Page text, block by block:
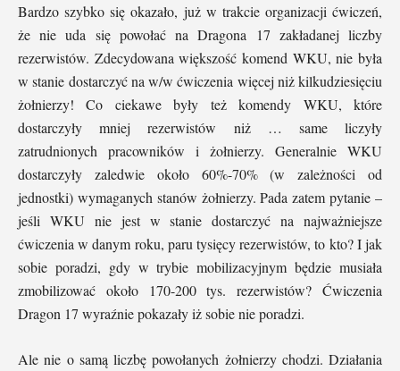
Bardzo szybko się okazało, już w trakcie organizacji ćwiczeń,
że nie uda się powołać na Dragona 17 zakładanej liczby
rezerwistów. Zdecydowana większość komend WKU, nie była
w stanie dostarczyć na w/w ćwiczenia więcej niż kilkudziesięciu
żołnierzy! Co ciekawe były też komendy WKU, które
dostarczyły mniej rezerwistów niż … same liczyły
zatrudnionych pracowników i żołnierzy. Generalnie WKU
dostarczyły zaledwie około 60%-70% (w zależności od
jednostki) wymaganych stanów żołnierzy. Pada zatem pytanie –
jeśli WKU nie jest w stanie dostarczyć na najważniejsze
ćwiczenia w danym roku, paru tysięcy rezerwistów, to kto? I jak
sobie poradzi, gdy w trybie mobilizacyjnym będzie musiała
zmobilizować około 170-200 tys. rezerwistów? Ćwiczenia
Dragon 17 wyraźnie pokazały iż sobie nie poradzi.
Ale nie o samą liczbę powołanych żołnierzy chodzi. Działania